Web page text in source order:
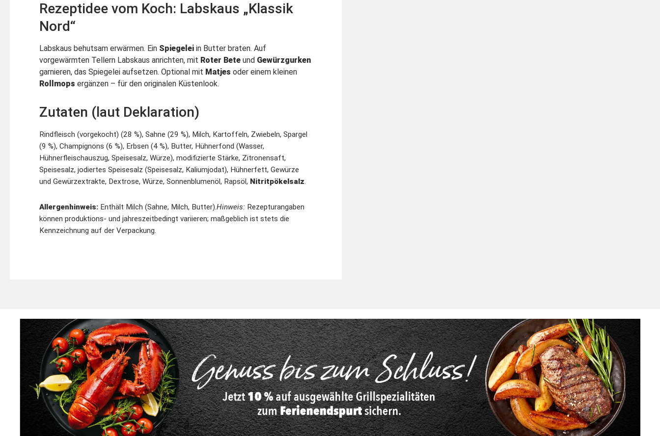
Rezeptidee vom Koch: Labskaus „Klassik
Nord“
Labskaus behutsam erwärmen. Ein Spiegelei in Butter braten. Auf
vorgewärmten Tellern Labskaus anrichten, mit Roter Bete und Gewürzgurken
garnieren, das Spiegelei aufsetzen. Optional mit Matjes oder einem kleinen
Rollmops ergänzen – für den originalen Küstenlook.
Zutaten (laut Deklaration)
Rindfleisch (vorgekocht) (28 %), Sahne (29 %), Milch, Kartoffeln, Zwiebeln, Spargel
(9 %), Champignons (6 %), Erbsen (4 %), Butter, Hühnerfond (Wasser,
Hühnerfleischauszug, Speisesalz, Würze), modifizierte Stärke, Zitronensaft,
Speisesalz, jodiertes Speisesalz (Speisesalz, Kaliumjodat), Hühnerfett, Gewürze
und Gewürzextrakte, Dextrose, Würze, Sonnenblumenöl, Rapsöl, Nitritpökelsalz.
Allergenhinweis: Enthält Milch (Sahne, Milch, Butter).Hinweis: Rezepturangaben
können produktions- und jahreszeitbedingt variieren; maßgeblich ist stets die
Kennzeichnung auf der Verpackung.